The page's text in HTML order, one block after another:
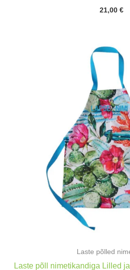
21,00 €
Laste põlled
Laste põll nimetikandiga Lilled